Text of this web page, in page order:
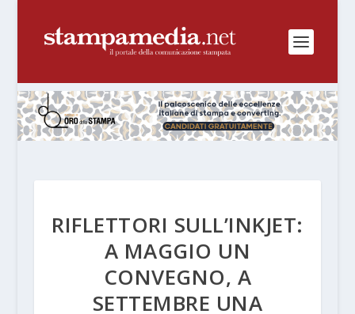
RIFLETTORI SULL’INKJET:
A MAGGIO UN
CONVEGNO, A
SETTEMBRE UNA